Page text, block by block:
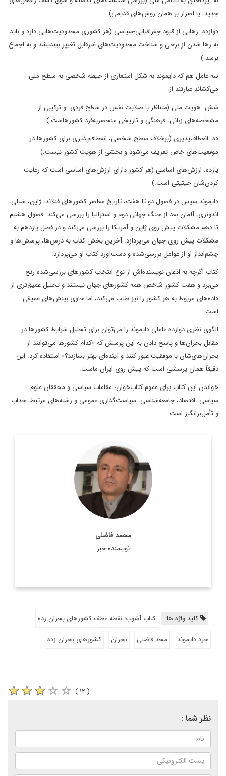
جدید، یا اصرار بر همان روش‌های قدیمی)
دوازده. رهایی از قیود جغرافیایی-سیاسی (هر کشوری محدودیت‌هایی دارد و باید
به رها شدن از برخی و شناخت محدودیت‌های غیرقابل تغییر بیندیشد و به اجماع
برسد.)
سه عامل هم که دایموند به شکل استعاری از حیطه شخصی به سطح ملی
می‌کشاند عبارتند از:
شش. هویت ملی (متناظر با صلابت نفس در سطح فردی، و ترکیبی از
مشخصه‌های زبانی، فرهنگی و تاریخی منحصربه‌فرد کشورهاست.)
ده. انعطاف‌پذیری (برخلاف سطح شخصی، انعطاف‌پذیری برای کشورها در
موقعیت‌های خاص تعریف می‌شود و بخشی از هویت کشور نیست.)
یازده. ارزش‌های اساسی (هر کشور دارای ارزش‌های اساسی است که رعایت
کردن‌شان حیثیتی است.)
دایموند سپس در فصول دو تا هفت، تاریخ معاصر کشورهای فنلاند، ژاپن، شیلی،
اندونزی، آلمان بعد از جنگ جهانی دوم و استرالیا را بررسی می‌کند. فصول هشتم
تا دهم مشکلات پیش روی ژاپن و آمریکا را بررسی می‌کند و در فصل یازدهم به
مشکلات پیش روی جهان می‌پردازد. آخرین بخش کتاب به درس‌ها، پرسش‌ها و
چشم‌انداز او از عوامل بررسی‌شده و دست‌آورد کتاب او می‌پردازد.
کتاب اگرچه به اذعان نویسنده‌اش از نوع انتخاب کشورهای بررسی‌شده رنج
می‌برد و هفت کشور شاخص همه کشورهای جهان نیستند و تحلیل عمیق‌تری از
داده‌های مربوط به هر کشور را نیز طلب می‌کند، اما حاوی بینش‌های عمیقی
است.
الگوی نظری دوازده‌ عاملی دایموند را می‌توان برای تحلیل شرایط کشورها در
مقابل بحران‌ها و پاسخ دادن به این پرسش که «کدام کشورها می‌توانند از
بحران‌های‌شان با موفقیت عبور کنند و آینده‌ای بهتر بسازند؟» استفاده کرد. این
دقیقاً همان پرسشی است که پیش روی ایران ماست.
خواندن این کتاب برای عموم کتاب‌خوان، مقامات سیاسی و محققان علوم
سیاسی، اقتصاد، جامعه‌شناسی، سیاست‌گذاری عمومی و رشته‌های مرتبط، جذاب
و تأمل‌برانگیز است.
محمد فاضلی
نویسنده خبر
عضو هیئت علمی دانشگاه شهید بهشتی
اطلاعات بیشتر
کلید واژه ها:
کتاب آشوب: نقطه عطف کشورهای بحران زده
جرد دایموند
محد فاضلی بحران کشورهای بحران زده
( ۱۲ )
نظر شما :